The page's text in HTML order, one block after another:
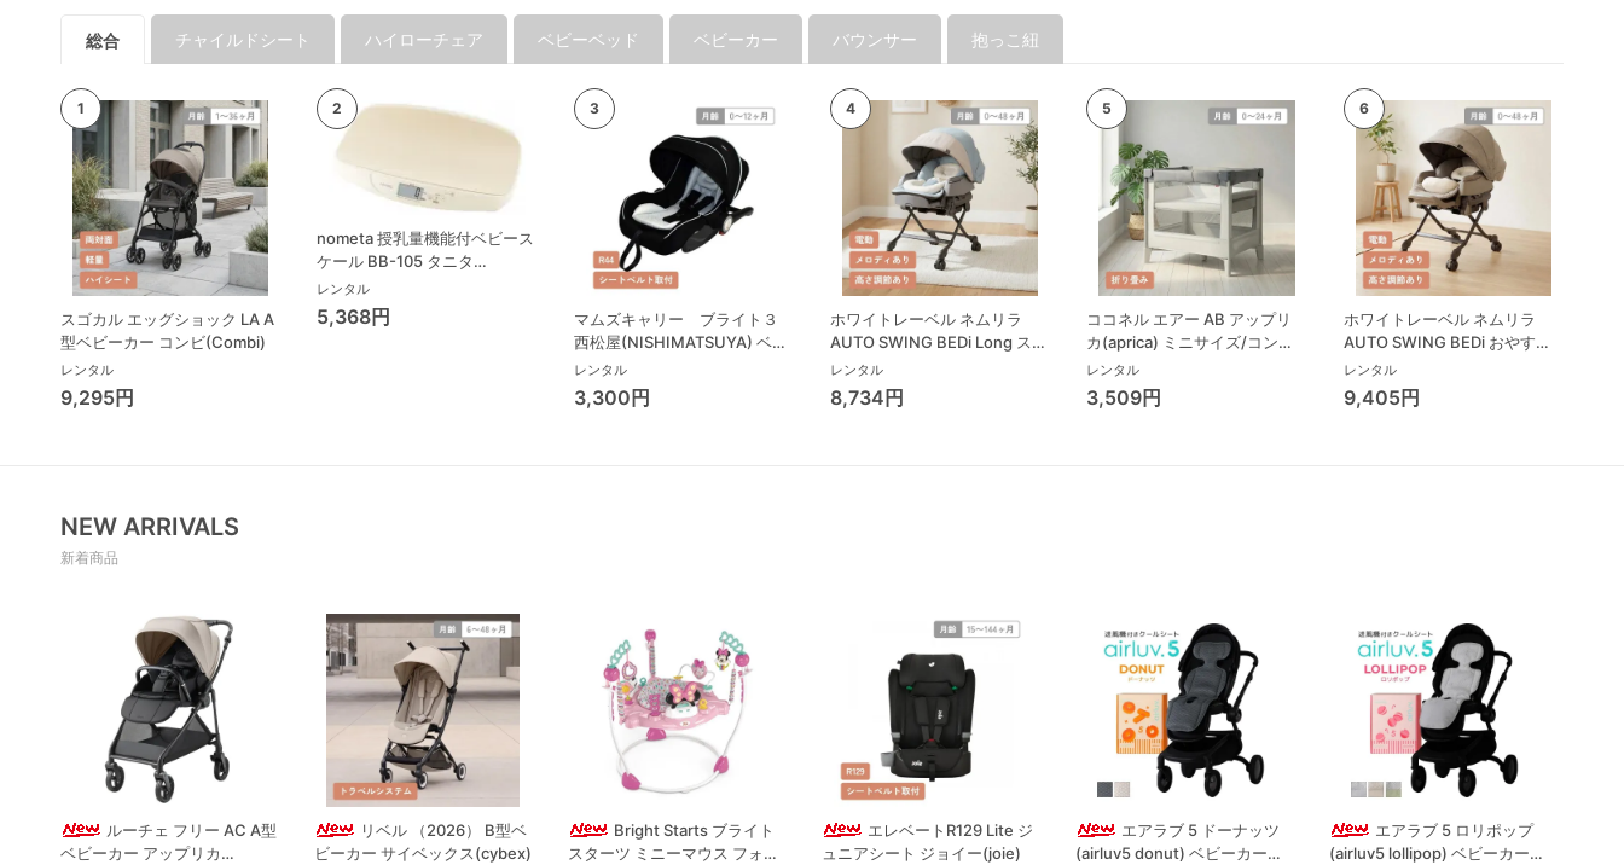
総合 チャイルドシート ハイローチェア ベビーベッド ベビーカー バウンサー 抱っこ紐
スゴカル エッグショック LA A
型ベビーカー コンビ(Combi)
レンタル
9,295円
nometa 授乳量機能付ベビース
ケール BB-105 タニタ
(TANITA) ベビースケール・体
重計
レンタル
5,368円
マムズキャリー ブライト３
西松屋(NISHIMATSUYA) ベビ
ーシート
レンタル
3,300円
ホワイトレーベル ネムリラ
AUTO SWING BEDi Long スリ
ープシェル EG コンビ(Combi)
ハイローチェア・ベビーラック
レンタル
8,734円
ココネル エアー AB アップリ
カ(aprica) ミニサイズ/コンパ
クトベビーベッド
レンタル
3,509円
ホワイトレーベル ネムリラ
AUTO SWING BEDi おやすみ
ドーム EG コンビ(Combi) ハイ
ローチェア・ベビーラック
レンタル
9,405円
NEW ARRIVALS
新着商品
ルーチェ フリー AC A型
ベビーカー アップリカ
リベル （2026） B型ベ
ビーカー サイベックス(cybex)
Bright Starts ブライト
スターツ ミニーマウス フォー
エレベートR129 Lite ジ
ュニアシート ジョイー(joie)
エアラブ 5 ドーナッツ
(airluv5 donut) ベビーカーそ
エアラブ 5 ロリポップ
(airluv5 lollipop) ベビーカーそ